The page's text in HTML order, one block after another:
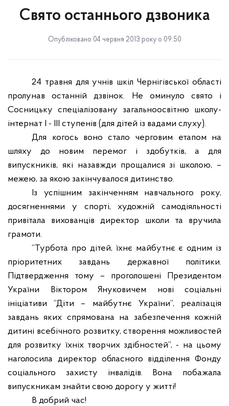
Свято останнього дзвоника
Опубліковано 04 червня 2013 року о 09:50
24 травня для учнів шкіл Чернігівської області
пролунав останній дзвінок. Не оминуло свято і
Сосницьку спеціалізовану загальноосвітню школу-
інтернат І - ІІІ ступенів (для дітей із вадами слуху).
Для когось воно стало черговим етапом на
шляху до новим перемог і здобутків, а для
випускників, які назавжди прощалися зі школою, –
межею, за якою закінчувалося дитинство.
Із успішним закінченням навчального року,
досягненнями у спорті, художній самодіяльності
привітала вихованців директор школи та вручила
грамоти.
“Турбота про дітей, їхнє майбутнє є одним із
пріоритетних завдань державної політики.
Підтвердження тому – проголошені Президентом
України Віктором Януковичем нові соціальні
ініціативи “Діти – майбутнє України”, реалізація
завдань яких спрямована на забезпечення кожній
дитині всебічного розвитку, створення можливостей
для розвитку їхніх творчих здібностей”, - на цьому
наголосила директор обласного відділення Фонду
соціального захисту інвалідів. Вона побажала
випускникам знайти свою дорогу у житті!
В добрий час!